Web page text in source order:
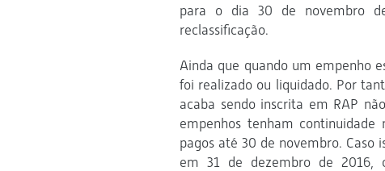
para o dia 30 de novembro
reclassificação.
Ainda que quando um empenho
foi realizado ou liquidado. Por
acaba sendo inscrita em RAP
empenhos tenham continuidade
pagos até 30 de novembro. Caso
em 31 de dezembro de 2016,